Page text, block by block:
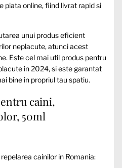
piata online, fiind livrat rapid si
unui produs eficient
neplacute, atunci acest
Este cel mai util produs pentru
in 2024, si este garantat
bine in propriul tau spatiu.
caini,
50ml
cainilor in Romania: